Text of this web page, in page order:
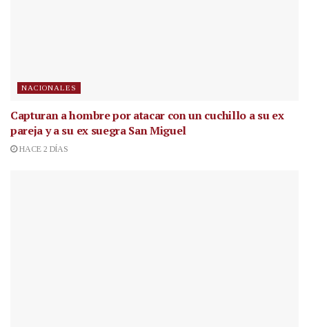
NACIONALES
Capturan a hombre por atacar con un cuchillo a su ex
pareja y a su ex suegra San Miguel
HACE 2 DÍAS